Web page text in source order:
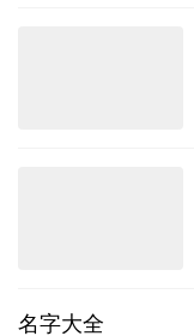
名字大全